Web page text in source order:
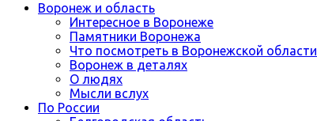
Воронеж и область
Интересное в Воронеже
Памятники Воронежа
Что посмотреть в Воронежской области
Воронеж в деталях
О людях
Мысли вслух
По России